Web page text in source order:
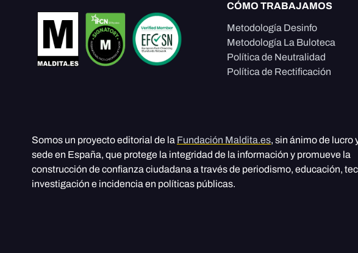
CÓMO TRABAJAMOS
Metodología Desinfo
Metodología La Buloteca
Política de Neutralidad
Política de Rectificación
Somos un proyecto editorial de la Fundación Maldita.es, sin ánimo de lucro
sede en España, que protege la integridad de la información y promueve la
construcción de confianza ciudadana a través de periodismo, educación,
investigación e incidencia en políticas públicas.